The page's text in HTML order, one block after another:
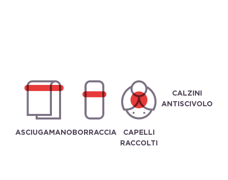
ASCIUGAMANOBORRACCIA
CAPELLI
RACCOLTI
CALZINI
ANTISCIVOLO